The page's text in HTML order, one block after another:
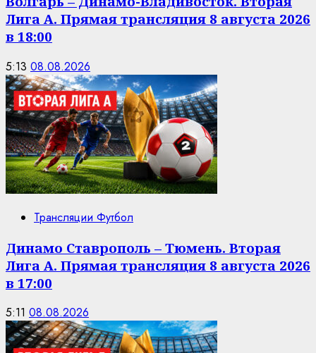
Лига А. Прямая трансляция 8 августа 2026
в 18:00
5:13 08.08.2026
Трансляции Футбол
Динамо Ставрополь – Тюмень. Вторая
Лига А. Прямая трансляция 8 августа 2026
в 17:00
5:11 08.08.2026